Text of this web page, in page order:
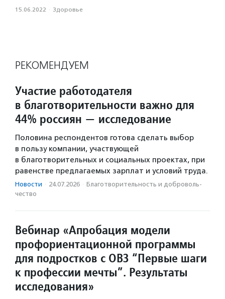
15.06.2022 · Здоровье
РЕКОМЕНДУЕМ
Участие работодателя
в благотворительности важно для
44% россиян — исследование
Половина респондентов готова сделать выбор
в пользу компании, участвующей
в благотворительных и социальных проектах, при
равенстве предлагаемых зарплат и условий труда.
Новости · 24.07.2026 · Благотвори­тель­ность и доброволь­
чест­во
Вебинар «Апробация модели
профориентационной программы
для подростков с ОВЗ “Первые шаги
к профессии мечты”. Результаты
исследования»